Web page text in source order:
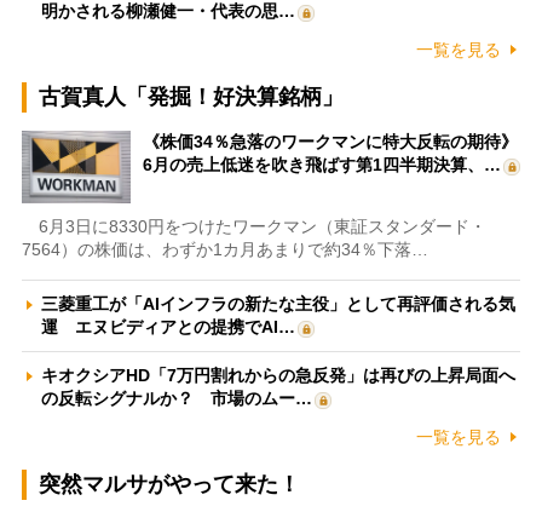
明かされる柳瀬健一・代表の思…
一覧を見る
古賀真人「発掘！好決算銘柄」
《株価34％急落のワークマンに特大反転の期待》
6月の売上低迷を吹き飛ばす第1四半期決算、…
6月3日に8330円をつけたワークマン（東証スタンダード・
7564）の株価は、わずか1カ月あまりで約34％下落…
三菱重工が「AIインフラの新たな主役」として再評価される気
運 エヌビディアとの提携でAI…
キオクシアHD「7万円割れからの急反発」は再びの上昇局面へ
の反転シグナルか？ 市場のムー…
一覧を見る
突然マルサがやって来た！